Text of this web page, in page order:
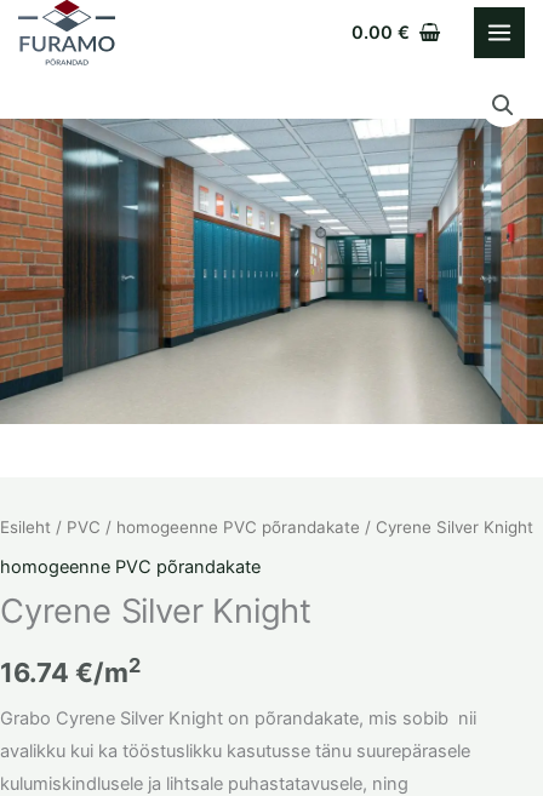
Skip
0.00 €
Esileht / PVC / homogeenne PVC põrandakate / Cyrene Silver Knight
homogeenne PVC põrandakate
Cyrene Silver Knight
16.74 €/m2
Grabo Cyrene Silver Knight on põrandakate, mis sobib nii
avalikku kui ka tööstuslikku kasutusse tänu suurepärasele
kulumiskindlusele ja lihtsale puhastatavusele, ning
Cyrene
kogus